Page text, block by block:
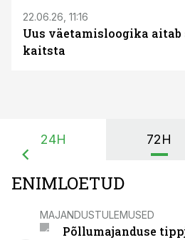
22.06.26, 11:16
Uus väetamisloogika
kaitsta
24H 72H
ENIMLOETUD
MAJANDUSTULEMUSED
Põllumajanduse